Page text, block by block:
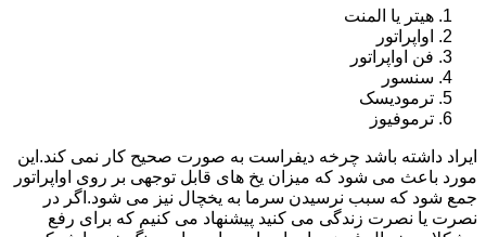
هیتر یا المنت
اواپراتور
فن اواپراتور
سنسور
ترمودیسک
ترموفیوز
ایراد داشته باشد چرخه دیفراست به صورت صحیح کار نمی کند.این
مورد باعث می شود که میزان یخ های قابل توجهی بر روی اواپراتور
جمع شود که سبب نرسیدن سرما به یخچال نیز می شود.اگر در
نصرت یا نصرت زندگی می کنید پیشنهاد می کنیم که برای رفع